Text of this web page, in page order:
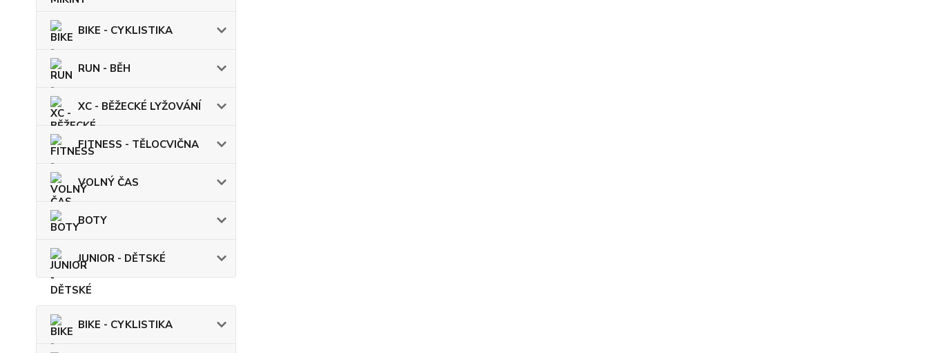
BIKE - CYKLISTIKA
RUN - BĚH
XC - BĚŽECKÉ LYŽOVÁNÍ
FITNESS - TĚLOCVIČNA
VOLNÝ ČAS
BOTY
JUNIOR - DĚTSKÉ
BIKE - CYKLISTIKA